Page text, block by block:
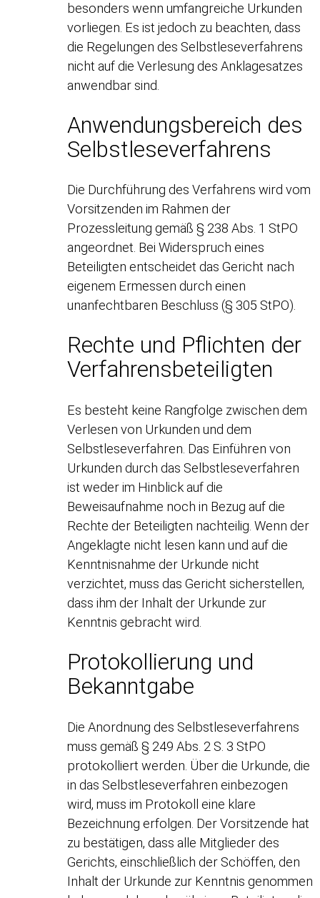
besonders wenn umfangreiche Urkunden
vorliegen. Es ist jedoch zu beachten, dass
die Regelungen des Selbstleseverfahrens
nicht auf die Verlesung des Anklagesatzes
anwendbar sind.
Anwendungsbereich des
Selbstleseverfahrens
Die Durchführung des Verfahrens wird vom
Vorsitzenden im Rahmen der
Prozessleitung gemäß § 238 Abs. 1 StPO
angeordnet. Bei Widerspruch eines
Beteiligten entscheidet das Gericht nach
eigenem Ermessen durch einen
unanfechtbaren Beschluss (§ 305 StPO).
Rechte und Pflichten der
Verfahrensbeteiligten
Es besteht keine Rangfolge zwischen dem
Verlesen von Urkunden und dem
Selbstleseverfahren. Das Einführen von
Urkunden durch das Selbstleseverfahren
ist weder im Hinblick auf die
Beweisaufnahme noch in Bezug auf die
Rechte der Beteiligten nachteilig. Wenn der
Angeklagte nicht lesen kann und auf die
Kenntnisnahme der Urkunde nicht
verzichtet, muss das Gericht sicherstellen,
dass ihm der Inhalt der Urkunde zur
Kenntnis gebracht wird.
Protokollierung und
Bekanntgabe
Die Anordnung des Selbstleseverfahrens
muss gemäß § 249 Abs. 2 S. 3 StPO
protokolliert werden. Über die Urkunde, die
in das Selbstleseverfahren einbezogen
wird, muss im Protokoll eine klare
Bezeichnung erfolgen. Der Vorsitzende hat
zu bestätigen, dass alle Mitglieder des
Gerichts, einschließlich der Schöffen, den
Inhalt der Urkunde zur Kenntnis genommen